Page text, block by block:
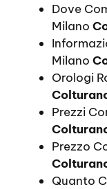
Dove
Milano
Milano
Orologi
Prezzi
Prezzo
Quanto